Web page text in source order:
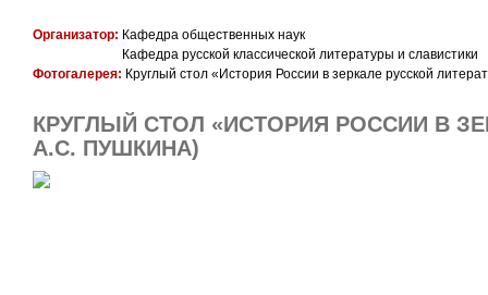
Организатор: Кафедра общественных наук
Кафедра русской классической литературы и славистики
Фотогалерея: Круглый стол «История России в зеркале русской
КРУГЛЫЙ СТОЛ «ИСТОРИЯ РОССИИ В
А.С. ПУШКИНА)